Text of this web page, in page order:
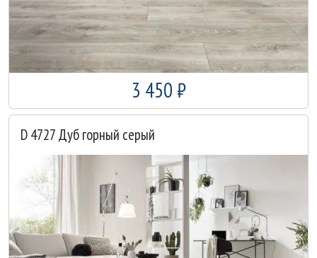
3 450 ₽
D 4727 Дуб горный серый